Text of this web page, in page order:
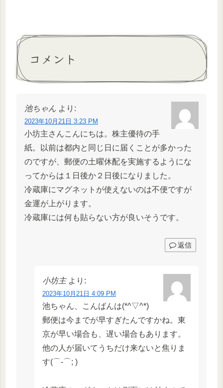
コメント
池ちゃん より:
2023年10月21日 3:23 PM
小坊主さんこんにちは。株主優待の手
紙。以前は都内と同じ日に届くことが多かった
のですが、郵便の土曜休配を実施するようにな
ってからは１日後か２日後になりました。
冷蔵庫にマグネットが使えないのは不便ですが
金運が上がります。
冷蔵庫には何も貼らない方が良いそうです。
返信
小坊主 より:
2023年10月21日 4:09 PM
池ちゃん、こんばんは(*^▽^*)
郵便は今までが早すぎたんですかね。東
京が早い場合も、遅い場合もあります。
他の人が届いてうちだけ来ないと焦りま
す(⌒-⌒; )